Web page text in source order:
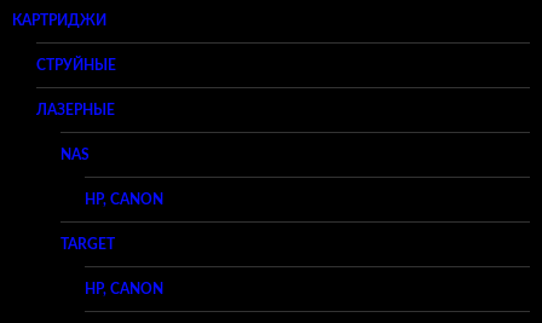
КАРТРИДЖИ
СТРУЙНЫЕ
ЛАЗЕРНЫЕ
NAS
HP, CANON
TARGET
HP, CANON